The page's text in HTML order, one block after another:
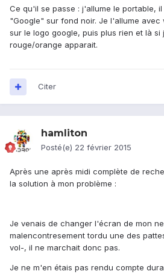
Ce qu'il se passe : j'allume le portable,
"Google" sur fond noir. Je l'allume
sur le logo google, puis plus rien et là si
rouge/orange apparait.
Citer
hamliton
Posté(e) 22 février 2015
Après une après midi complète de
la solution à mon problème :
Je venais de changer l'écran de mon
malencontresement tordu une des
vol-, il ne marchait donc pas.
Je ne m'en étais pas rendu compte